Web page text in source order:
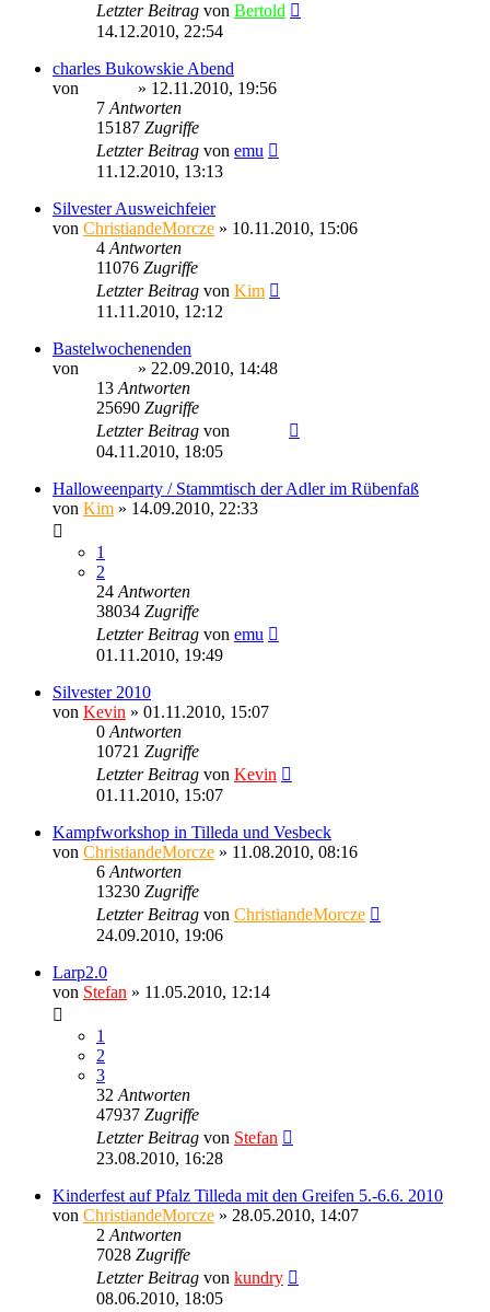
Letzter Beitrag von Bertold
14.12.2010, 22:54
charles Bukowskie Abend
von
» 12.11.2010, 19:56
7Antworten
15187 Zugriffe
Letzter Beitrag von emu
11.12.2010, 13:13
Silvester Ausweichfeier
von ChristiandeMorcze » 10.11.2010, 15:06
4Antworten
11076 Zugriffe
Letzter Beitrag von Kim
11.11.2010, 12:12
Bastelwochenenden
von
» 22.09.2010, 14:48
13Antworten
25690 Zugriffe
Letzter Beitrag von
04.11.2010, 18:05
Halloweenparty / Stammtisch der Adler im Rübenfaß
von Kim » 14.09.2010, 22:33
1
2
24Antworten
38034 Zugriffe
Letzter Beitrag von emu
01.11.2010, 19:49
Silvester 2010
von Kevin » 01.11.2010, 15:07
0Antworten
10721 Zugriffe
Letzter Beitrag von Kevin
01.11.2010, 15:07
Kampfworkshop in Tilleda und Vesbeck
von ChristiandeMorcze » 11.08.2010, 08:16
6Antworten
13230 Zugriffe
Letzter Beitrag von ChristiandeMorcze
24.09.2010, 19:06
Larp2.0
von Stefan » 11.05.2010, 12:14
1
2
3
32Antworten
47937 Zugriffe
Letzter Beitrag von Stefan
23.08.2010, 16:28
Kinderfest auf Pfalz Tilleda mit den Greifen 5.-6.6. 2010
von ChristiandeMorcze » 28.05.2010, 14:07
2Antworten
7028 Zugriffe
Letzter Beitrag von kundry
08.06.2010, 18:05